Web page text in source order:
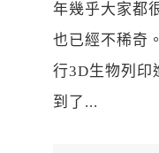
年幾乎大家都
也已經不稀奇
行3D生物列印
到了...